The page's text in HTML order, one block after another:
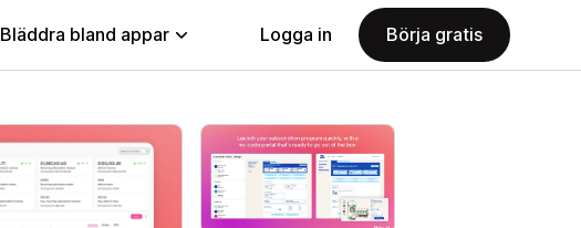
Bläddra bland appar Logga in Börja gratis